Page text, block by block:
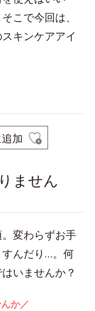
こで今回は、
キンケアアイ
加
ません
変わらずお手
すんだり…。何
いませんか？
か／